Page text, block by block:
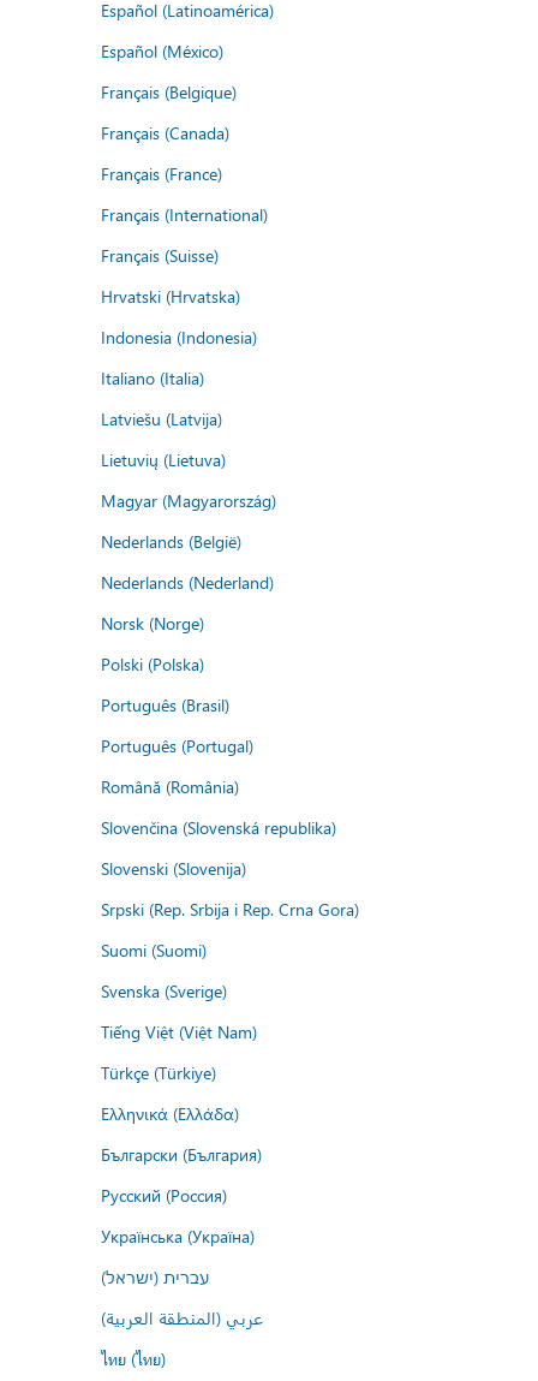
Español (Latinoamérica)
Español (México)
Français (Belgique)
Français (Canada)
Français (France)
Français (International)
Français (Suisse)
Hrvatski (Hrvatska)
Indonesia (Indonesia)
Italiano (Italia)
Latviešu (Latvija)
Lietuvių (Lietuva)
Magyar (Magyarország)
Nederlands (België)
Nederlands (Nederland)
Norsk (Norge)
Polski (Polska)
Português (Brasil)
Português (Portugal)
Română (România)
Slovenčina (Slovenská republika)
Slovenski (Slovenija)
Srpski (Rep. Srbija i Rep. Crna Gora)
Suomi (Suomi)
Svenska (Sverige)
Tiếng Việt (Việt Nam)
Türkçe (Türkiye)
Ελληνικά (Ελλάδα)
Български (България)
Русский (Россия)
Українська (Україна)
עברית (ישראל)
عربي (المنطقة العربية)
ไทย (ไทย)